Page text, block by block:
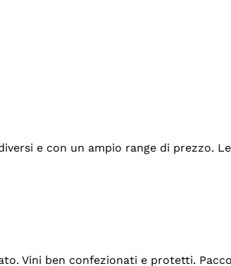
e con un ampio range di prezzo.
Vini ben confezionati e protetti.